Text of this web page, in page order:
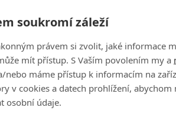
každý den od pondělí do čtvrtka
bohužel často české verze reality-show
u nás zřejmě můžeme očekávat ve
dokázaly jednu sérii natáhnout na
nabídne s dvoudenním odstupem nové díly
soukromí záleží
právem si zvolit, jaké informace
mít přístup. S Vaším povolením my a
nebo máme přístup k informacím na
v cookies a datech prohlížení,
osobní údaje.